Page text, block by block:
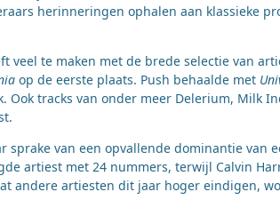
herinneringen ophalen aan klassieke
veel te maken met de brede selectie van
op de eerste plaats. Push behaalde met
Ook tracks van onder meer Delerium, Milk
sprake van een opvallende dominantie van
artiest met 24 nummers, terwijl Calvin
andere artiesten dit jaar hoger eindigen,